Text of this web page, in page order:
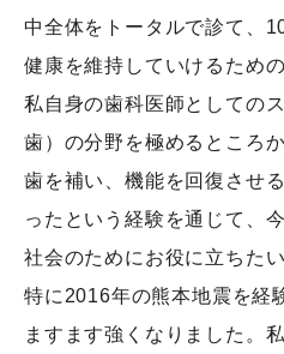
中全体をトータルで診て、
健康を維持していけるため
私自身の歯科医師としての
歯）の分野を極めるところ
歯を補い、機能を回復させ
ったという経験を通じて、
社会のためにお役に立ちた
特に2016年の熊本地震を経
ますます強くなりました。